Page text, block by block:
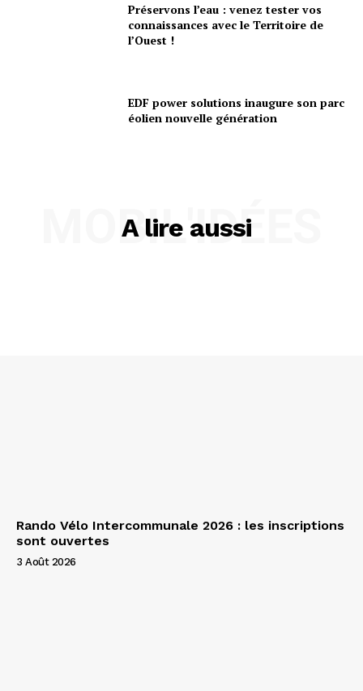
Préservons l’eau : venez tester vos
connaissances avec le Territoire de
l’Ouest !
EDF power solutions inaugure son parc
éolien nouvelle génération
A lire aussi
MOBIL'IDÉES
Rando Vélo Intercommunale 2026 : les inscriptions
sont ouvertes
3 Août 2026